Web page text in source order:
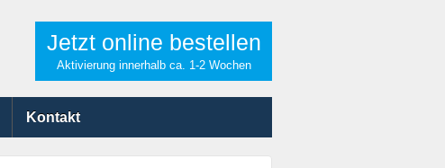
Jetzt online bestellen
Aktivierung innerhalb ca. 1-2 Wochen
Kontakt